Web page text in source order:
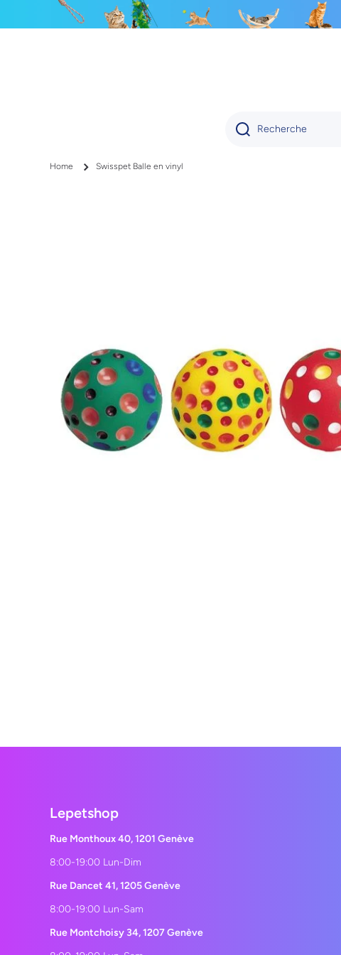
IGNORER ET PASSER AU CONTENU
Recherche
Home Swisspet Balle en vinyl
Lepetshop
Rue Monthoux 40, 1201 Genève
8:00-19:00 Lun-Dim
Rue Dancet 41, 1205 Genève
8:00-19:00 Lun-Sam
Rue Montchoisy 34, 1207 Genève